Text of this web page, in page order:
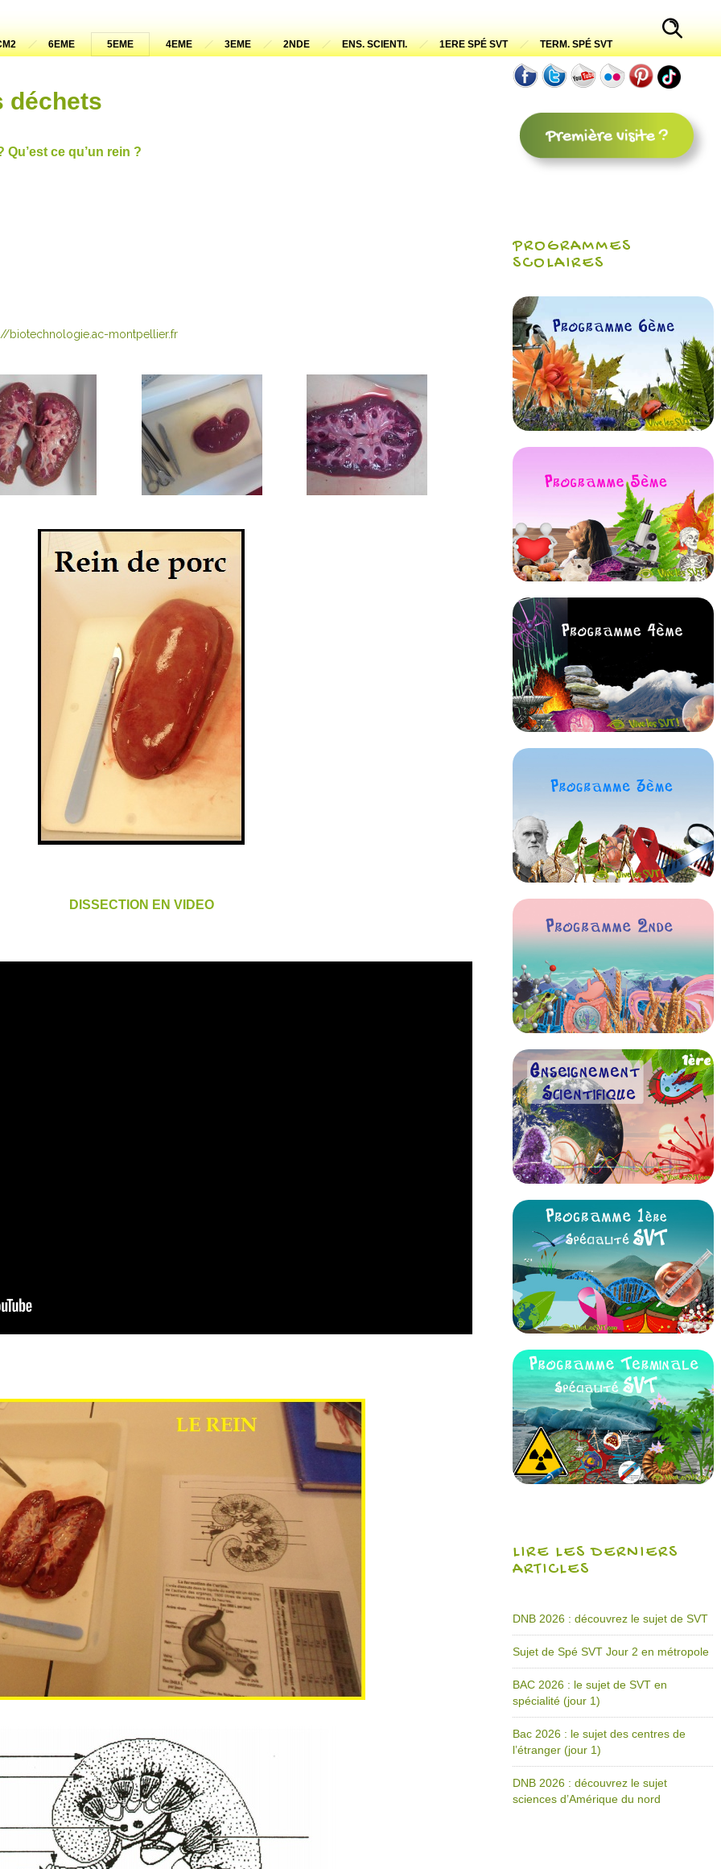
6EME 5EME 4EME 3EME 2NDE ENS. SCIENTI. 1ERE SPÉ SVT
TERM. SPÉ SVT
déchets
ce qu’un rein ?
biotechnologie.ac-montpellier.fr
DISSECTION EN VIDEO
PROGRAMMES
SCOLAIRES
LIRE LES DERNIERS
ARTICLES
DNB 2026 : découvrez le sujet de SVT
Sujet de Spé SVT Jour 2 en métropole
BAC 2026 : le sujet de SVT en
spécialité (jour 1)
Bac 2026 : le sujet des centres de
l’étranger (jour 1)
DNB 2026 : découvrez le sujet
sciences d’Amérique du nord